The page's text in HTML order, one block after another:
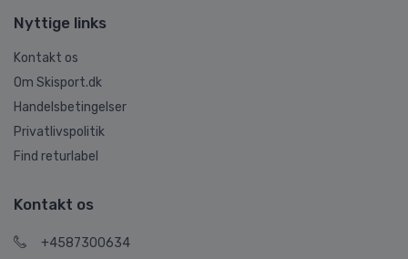
Nyttige links
Kontakt os
Om Skisport.dk
Handelsbetingelser
Privatlivspolitik
Find returlabel
Kontakt os
+4587300634